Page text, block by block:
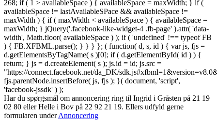
268; if ( 1 > availableSpace ) { availableSpace = maxWidth; } if (
availableSpace != lastAvailableSPace && availableSpace !=
maxWidth ) { if ( maxWidth < availableSpace ) { availableSpace =
maxWidth; } jQuery('.facebook-like-widget-4 .fb-page' ).attr( 'data-
width', Math.floor( availableSpace ) ); if ( 'undefined' !== typeof FB
) { FB.XFBML.parse(); } } } }; ( function( d, s, id ) { var js, fjs =
d.getElementsByTagName( s )[0]; if ( d.getElementById( id ) ) {
return; } js = d.createElement( s ); js.id = id; js.src =
"https://connect.facebook.net/da_DK/
fjs.parentNode.insertBefore( js, fjs ); }( document, 'script',
'facebook-jssdk' ) );
Har du spørgsmål om annoncering ring til Ingrid i Gråsten på 21 19
02 80 ‬eller Helle i Bov på 22 92 21 19‬. Ellers udfyld gerne
formularen underAnnoncering